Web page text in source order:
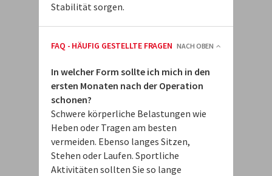
Stabilität sorgen.
FAQ - HÄUFIG GESTELLTE FRAGEN NACH OBEN
In welcher Form sollte ich mich in den
ersten Monaten nach der Operation
schonen?
Schwere körperliche Belastungen wie
Heben oder Tragen am besten
vermeiden. Ebenso langes Sitzen,
Stehen oder Laufen. Sportliche
Aktivitäten sollten Sie so lange